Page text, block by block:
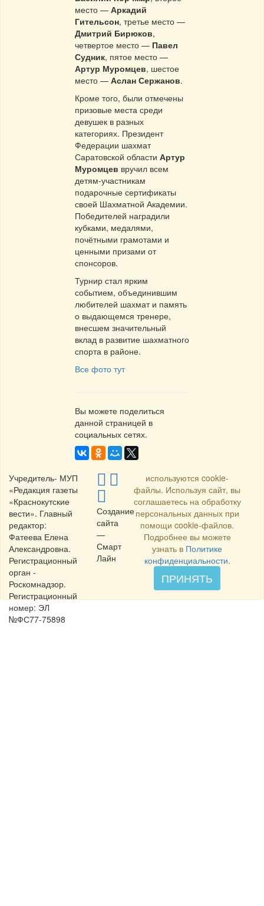
место — Аркадий
Гительсон, третье место —
Дмитрий Бирюков,
четвертое место — Павел
Судник, пятое место —
Артур Муромцев, шестое
место — Аслан Сержанов.
Кроме того, были отмечены
призовые места среди
девушек в разных
категориях. Президент
Федерации шахмат
Саратовской области Артур
Муромцев вручил всем
детям-участникам
подарочные сертификаты
своей Шахматной Академии.
Победителей наградили
кубками, медалями,
почётными грамотами и
ценными призами от
спонсоров.
Турнир стал ярким
событием, объединившим
любителей шахмат и память
о выдающемся тренере,
внесшем значительный
вклад в развитие шахматного
спорта в районе.
Все фото тут
Вы можете поделиться
данной страницей в
социальных сетях.
Учредитель- МУП
«Редакция газеты
«Краснокутские
вести». Главный
редактор:
Фатеева Елена
Александровна.
Регистрационный
орган -
Роскомнадзор.
Регистрационный
номер: ЭЛ
№ФС77-75898
Создание
сайта
—
Смарт
Лайн
используются cookie-
файлы. Используя сайт, вы
соглашаетесь на обработку
персональных данных при
помощи cookie-файлов.
Подробнее вы можете
узнать в Политике
конфиденциальности.
ПРИНЯТЬ